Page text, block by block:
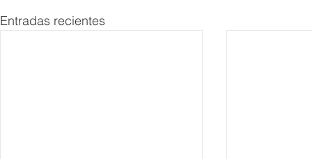
Entradas recientes